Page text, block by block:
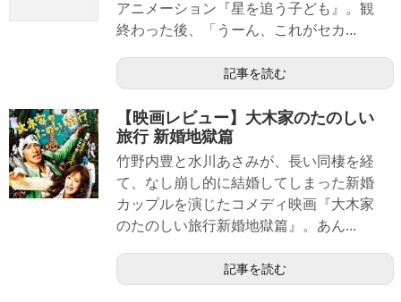
アニメーション『星を追う子ども』。観
終わった後、「うーん、これがセカ...
記事を読む
【映画レビュー】大木家のたのしい
旅行 新婚地獄篇
竹野内豊と水川あさみが、長い同棲を経
て、なし崩し的に結婚してしまった新婚
カップルを演じたコメディ映画『大木家
のたのしい旅行新婚地獄篇』。あん...
記事を読む